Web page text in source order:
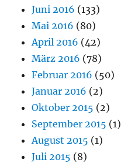
Juni 2016 (133)
Mai 2016 (80)
April 2016 (42)
März 2016 (78)
Februar 2016 (50)
Januar 2016 (2)
Oktober 2015 (2)
September 2015 (1)
August 2015 (1)
Juli 2015 (8)